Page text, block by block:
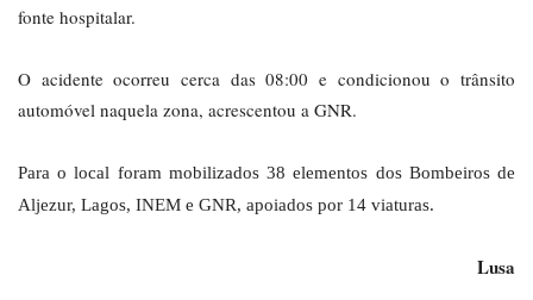
fonte hospitalar.
O acidente ocorreu cerca das 08:00 e condicionou o trânsito
automóvel naquela zona, acrescentou a GNR.
Para o local foram mobilizados 38 elementos dos Bombeiros de
Aljezur, Lagos, INEM e GNR, apoiados por 14 viaturas.
Lusa